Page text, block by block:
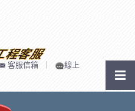
客服信箱 ｜
線上